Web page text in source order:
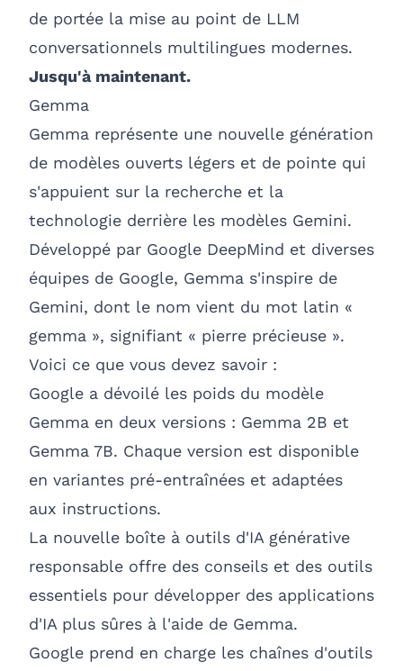
de portée la mise au point de LLM
conversationnels multilingues modernes.
Jusqu'à maintenant.
Gemma
Gemma représente une nouvelle génération
de modèles ouverts légers et de pointe qui
s'appuient sur la recherche et la
technologie derrière les modèles Gemini.
Développé par Google DeepMind et diverses
équipes de Google, Gemma s'inspire de
Gemini, dont le nom vient du mot latin «
gemma », signifiant « pierre précieuse ».
Voici ce que vous devez savoir :
Google a dévoilé les poids du modèle
Gemma en deux versions : Gemma 2B et
Gemma 7B. Chaque version est disponible
en variantes pré-entraînées et adaptées
aux instructions.
La nouvelle boîte à outils d'IA générative
responsable offre des conseils et des outils
essentiels pour développer des applications
d'IA plus sûres à l'aide de Gemma.
Google prend en charge les chaînes d'outils